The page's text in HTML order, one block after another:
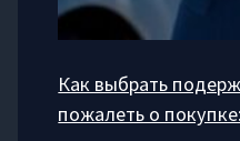
Как выбрать
пожалеть о